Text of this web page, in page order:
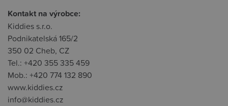
Kontakt na výrobce:
Kiddies s.r.o.
Podnikatelská 165/2
350 02 Cheb, CZ
Tel.: +420 355 335 459
Mob.: +420 774 132 890
www.kiddies.cz
info@kiddies.cz